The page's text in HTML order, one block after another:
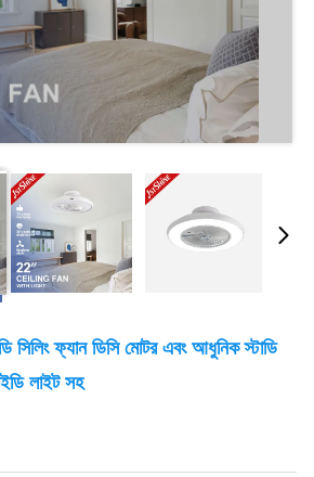
সিলিং ফ্যান ডিসি মোটর এবং আধুনিক স্টাডি
লাইট সহ